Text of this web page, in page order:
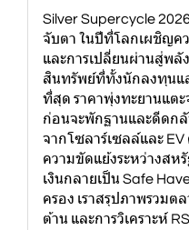
Silver Supercycle
จับตา ในปีที่โลกเผชิญค
และการเปลี่ยนผ่านสู่พลัง
สินทรัพย์ที่ทั้งนักลงทุนแ
ที่สุด ราคาพุ่งทะยานแต
ก่อนจะพักฐานและดีดก
จากโซลาร์เซลล์และ
ความขัดแย้งระหว่างสห
เงินกลายเป็น Safe
ครอง เราสรุปภาพรวม
ต้าน และการวิเคราะห์